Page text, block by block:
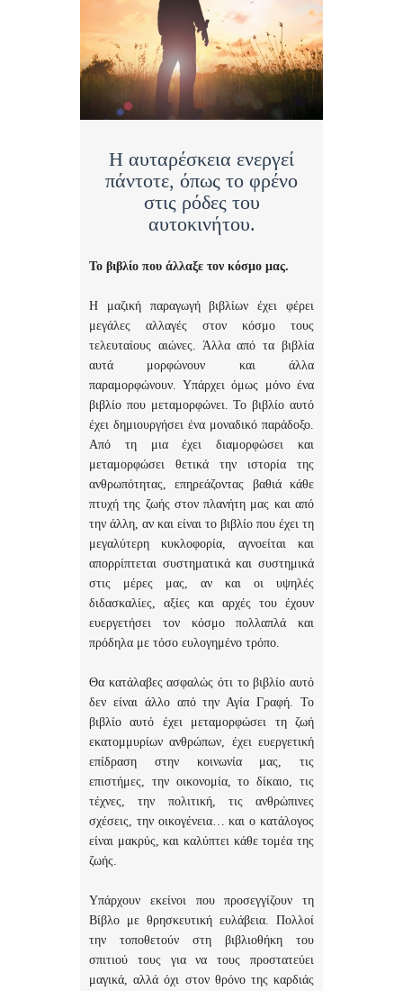
Η αυταρέσκεια ενεργεί
πάντοτε, όπως το φρένο
στις ρόδες του
αυτοκινήτου.
Το βιβλίο που άλλαξε τον κόσμο μας.
Η μαζική παραγωγή βιβλίων έχει φέρει
μεγάλες αλλαγές στον κόσμο τους
τελευταίους αιώνες. Άλλα από τα βιβλία
αυτά μορφώνουν και άλλα
παραμορφώνουν. Υπάρχει όμως μόνο ένα
βιβλίο που μεταμορφώνει. Το βιβλίο αυτό
έχει δημιουργήσει ένα μοναδικό παράδοξο.
Από τη μια έχει διαμορφώσει και
μεταμορφώσει θετικά την ιστορία της
ανθρωπότητας, επηρεάζοντας βαθιά κάθε
πτυχή της ζωής στον πλανήτη μας και από
την άλλη, αν και είναι το βιβλίο που έχει τη
μεγαλύτερη κυκλοφορία, αγνοείται και
απορρίπτεται συστηματικά και συστημικά
στις μέρες μας, αν και οι υψηλές
διδασκαλίες, αξίες και αρχές του έχουν
ευεργετήσει τον κόσμο πολλαπλά και
πρόδηλα με τόσο ευλογημένο τρόπο.
Θα κατάλαβες ασφαλώς ότι το βιβλίο αυτό
δεν είναι άλλο από την Αγία Γραφή. Το
βιβλίο αυτό έχει μεταμορφώσει τη ζωή
εκατομμυρίων ανθρώπων, έχει ευεργετική
επίδραση στην κοινωνία μας, τις
επιστήμες, την οικονομία, το δίκαιο, τις
τέχνες, την πολιτική, τις ανθρώπινες
σχέσεις, την οικογένεια… και ο κατάλογος
είναι μακρύς, και καλύπτει κάθε τομέα της
ζωής.
Υπάρχουν εκείνοι που προσεγγίζουν τη
Βίβλο με θρησκευτική ευλάβεια. Πολλοί
την τοποθετούν στη βιβλιοθήκη του
σπιτιού τους για να τους προστατεύει
μαγικά, αλλά όχι στον θρόνο της καρδιάς